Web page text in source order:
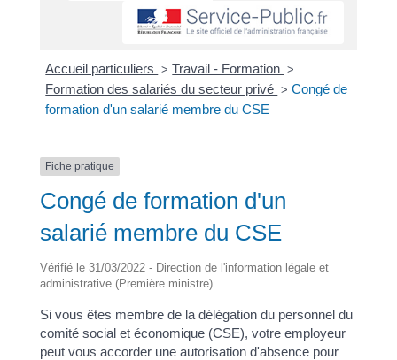
Accueil particuliers > Travail - Formation >
Formation des salariés du secteur privé > Congé de
formation d'un salarié membre du CSE
Fiche pratique
Congé de formation d'un
salarié membre du CSE
Vérifié le 31/03/2022 - Direction de l'information légale et
administrative (Première ministre)
Si vous êtes membre de la délégation du personnel du
comité social et économique (CSE), votre employeur
peut vous accorder une autorisation d'absence pour